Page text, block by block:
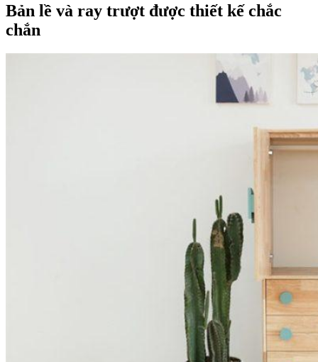
Bản lề và ray trượt được thiết kế chắc
chắn